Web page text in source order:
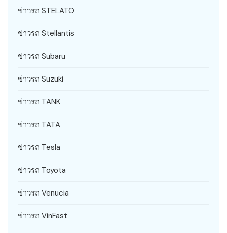
ข่าวรถ STELATO
ข่าวรถ Stellantis
ข่าวรถ Subaru
ข่าวรถ Suzuki
ข่าวรถ TANK
ข่าวรถ TATA
ข่าวรถ Tesla
ข่าวรถ Toyota
ข่าวรถ Venucia
ข่าวรถ VinFast